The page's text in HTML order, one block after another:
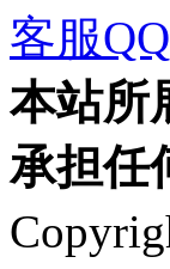
客服
本站所
承担任